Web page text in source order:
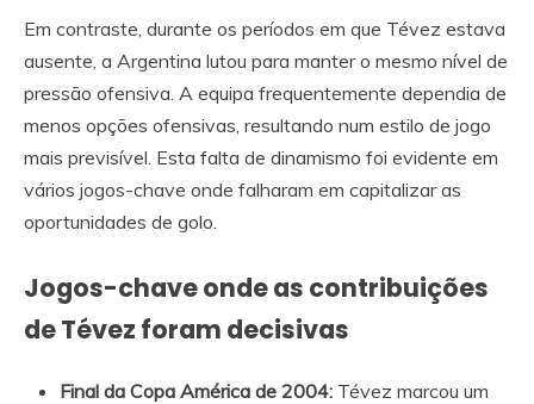
Em contraste, durante os períodos em que Tévez estava
ausente, a Argentina lutou para manter o mesmo nível de
pressão ofensiva. A equipa frequentemente dependia de
menos opções ofensivas, resultando num estilo de jogo
mais previsível. Esta falta de dinamismo foi evidente em
vários jogos-chave onde falharam em capitalizar as
oportunidades de golo.
Jogos-chave onde as contribuições
de Tévez foram decisivas
Final da Copa América de 2004: Tévez marcou um